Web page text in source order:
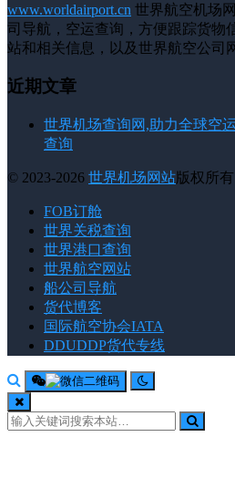
www.worldairport.cn 世界航空机场
司导航，空运查询，方便跟踪货物
站和相关信息，以及世界航空公司
近期文章
世界机场查询网,助力全球空
查询
© 2023-2026 世界机场网站版权所
FOB订舱
世界关税查询
世界港口查询
世界航空网站
船公司导航
货代博客
国际航空协会IATA
DDUDDP货代专线